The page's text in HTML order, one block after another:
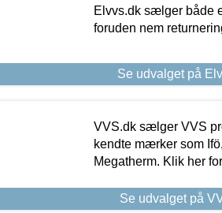
Elvvs.dk sælger både
foruden nem
Se udvalget på
VVS.dk sælger VVS
kendte mærker som
Megatherm. Klik her
Se udvalget på